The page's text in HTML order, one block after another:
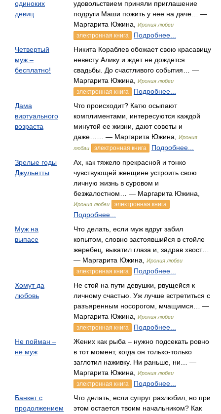
одиноких
девиц
удовольствием приняли приглашение
подруги Маши пожить у нее на даче… —
Маргарита Южина,
Ирония любви
электронная книга
Подробнее...
Четвертый
муж –
бесплатно!
Никита Кораблев обожает свою красавицу
невесту Алику и ждет не дождется
свадьбы. До счастливого события… —
Маргарита Южина,
Ирония любви
электронная книга
Подробнее...
Дама
виртуального
возраста
Что происходит? Катю осыпают
комплиментами, интересуются каждой
минутой ее жизни, дают советы и
даже…… — Маргарита Южина,
Ирония
любви
электронная книга
Подробнее...
Зрелые годы
Джульетты
Ах, как тяжело прекрасной и тонко
чувствующей женщине устроить свою
личную жизнь в суровом и
безжалостном… — Маргарита Южина,
Ирония любви электронная книга
Подробнее...
Муж на
выпасе
Что делать, если муж вдруг забил
копытом, словно застоявшийся в стойле
жеребец, выкатил глаза и, задрав хвост…
— Маргарита Южина,
Ирония любви
электронная книга
Подробнее...
Хомут да
любовь
Не стой на пути девушки, рвущейся к
личному счастью. Уж лучше встретиться с
разъяренным носорогом, мчащимся… —
Маргарита Южина,
Ирония любви
электронная книга
Подробнее...
Не пойман –
не муж
Жених как рыба – нужно подсекать ровно
в тот момент, когда он только-только
заглотил наживку. Ни раньше, ни… —
Маргарита Южина,
Ирония любви
электронная книга
Подробнее...
Банкет с
продолжением
Что делать, если супруг разлюбил, но при
этом остается твоим начальником? Как